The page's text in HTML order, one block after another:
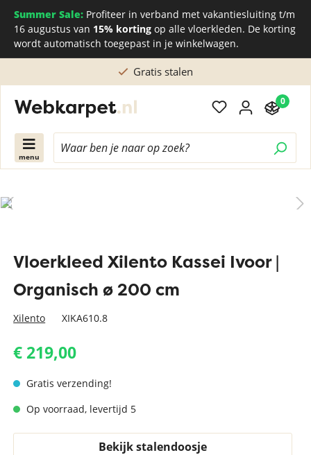
Summer Sale: Profiteer in verband met vakantiesluiting t/m
16 augustus van 15% korting op alle vloerkleden. De korting
wordt automatisch toegepast in je winkelwagen.
Gratis stalen
menu
0
Vloerkleed Xilento Kassei Ivoor |
Organisch ø 200 cm
Xilento XIKA610.8
€ 219,00
Gratis verzending!
Op voorraad, levertijd 5
Bekijk stalendoosje